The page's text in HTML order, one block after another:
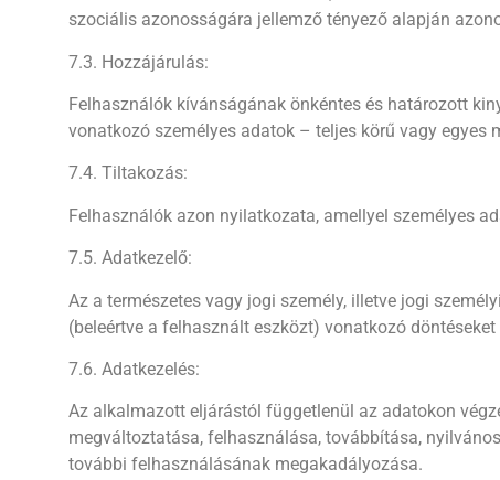
szociális azonosságára jellemző tényező alapján
7.3. Hozzájárulás:
Felhasználók kívánságának önkéntes és határozott
vonatkozó személyes adatok – teljes körű vagy egyes
7.4. Tiltakozás:
Felhasználók azon nyilatkozata, amellyel személyes
7.5. Adatkezelő:
Az a természetes vagy jogi személy, illetve jogi
(beleértve a felhasznált eszközt) vonatkozó
7.6. Adatkezelés:
Az alkalmazott eljárástól függetlenül az adatokon
megváltoztatása, felhasználása, továbbítása,
további felhasználásának megakadályozása.